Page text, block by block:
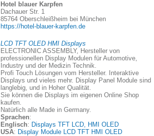
Hotel blauer Karpfen
Dachauer Str. 1
85764 Oberschleißheim bei München
https://hotel-blauer-karpfen.de
LCD TFT OLED HMI Displays
ELECTRONIC ASSEMBLY, Hersteller von
professionellen Display Modulen für Automotive,
Industry und der Medizin Technik.
Profi Touch Lösungen vom Hersteller. Interaktive
Displays und vieles mehr. Display Panel Module sind
langlebig, und in Hoher Qualität.
Sie können die Displays im eigenen Online Shop
kaufen.
Natürlich alle Made in Germany.
Sprachen:
Englisch: Displays TFT LCD, HMI OLED
USA: Display Module LCD TFT HMI OLED